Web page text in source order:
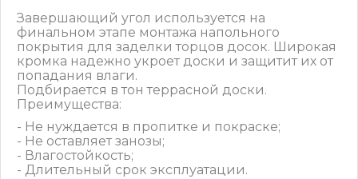
Завершающий угол используется на
финальном этапе монтажа напольного
покрытия для заделки торцов досок. Широкая
кромка надежно укроет доски и защитит их от
попадания влаги.
Подбирается в тон террасной доски.
Преимущества:
- Не нуждается в пропитке и покраске;
- Не оставляет занозы;
- Влагостойкость;
- Длительный срок эксплуатации.